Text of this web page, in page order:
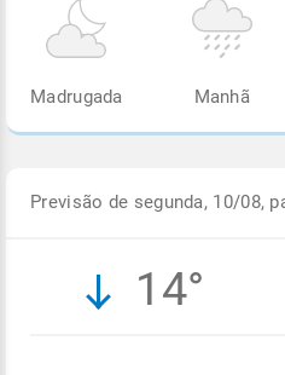
Madrugada Manhã
Previsão de segunda, 10/08,
14°